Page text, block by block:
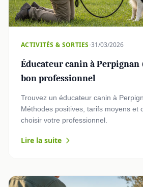
ACTIVITÉS & SORTIES·31/03/2026
Éducateur canin à
bon professionnel
Trouvez un éducateur canin à
Méthodes positives, tarifs moyens et
choisir votre professionnel.
Lire la suite